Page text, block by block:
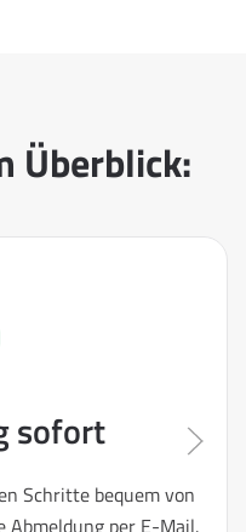
Überblick:
sofort
Schritte bequem von
Abmeldung per E-Mail.